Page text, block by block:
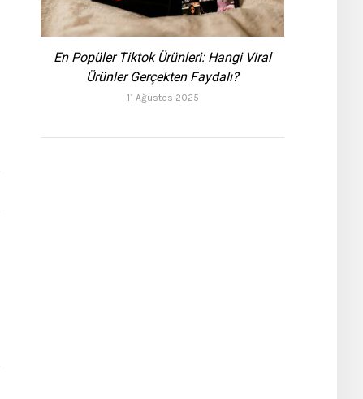
En Popüler Tiktok Ürünleri: Hangi Viral
Ürünler Gerçekten Faydalı?
11 Ağustos 2025